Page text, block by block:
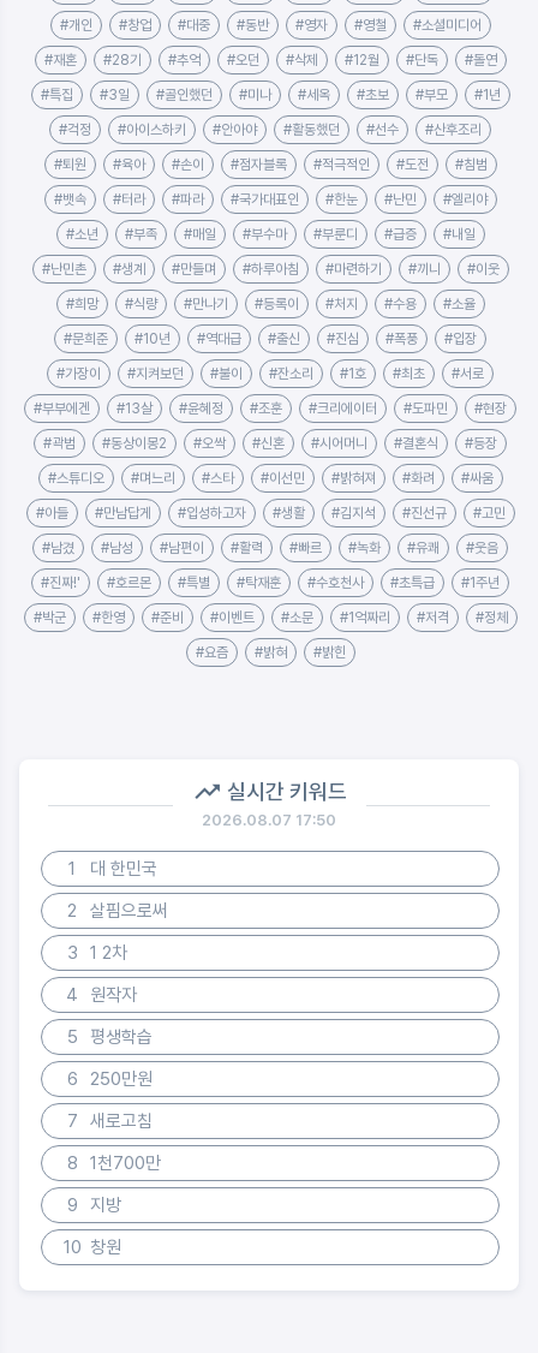
#개인 #창업 #대중 #동반 #영자 #영철 #소셜미디어
#재혼 #28기 #추억 #오던 #삭제 #12월 #단독 #돌연
#특집 #3일 #골인했던 #미나 #세옥 #초보 #부모 #1년
#걱정 #아이스하키 #안아야 #활동했던 #선수 #산후조리
#퇴원 #육아 #손이 #점자블록 #적극적인 #도전 #침범
#뱃속 #터라 #파라 #국가대표인 #한눈 #난민 #엘리야
#소년 #부족 #매일 #부수마 #부룬디 #급증 #내일
#난민촌 #생계 #만들며 #하루아침 #마련하기 #끼니 #이웃
#희망 #식량 #만나기 #등록이 #처지 #수용 #소율
#문희준 #10년 #역대급 #출신 #진심 #폭풍 #입장
#가장이 #지켜보던 #불이 #잔소리 #1호 #최초 #서로
#부부에겐 #13살 #윤혜정 #조훈 #크리에이터 #도파민 #현장
#곽범 #동상이몽2 #오싹 #신혼 #시어머니 #결혼식 #등장
#스튜디오 #며느리 #스타 #이선민 #밝혀져 #화려 #싸움
#아들 #만남답게 #입성하고자 #생활 #김지석 #진선규 #고민
#남겼 #남성 #남편이 #활력 #빠르 #녹화 #유쾌 #웃음
#진짜!' #호르몬 #특별 #탁재훈 #수호천사 #초특급 #1주년
#박군 #한영 #준비 #이벤트 #소문 #1억짜리 #저격 #정체
#요즘 #밝혀 #밝힌
실시간 키워드
2026.08.07 17:50
1
대 한민국
2
살핌으로써
3
1 2차
4
원작자
5
평생학습
6
250만원
7
새로고침
8
1천700만
9
지방
10 창원